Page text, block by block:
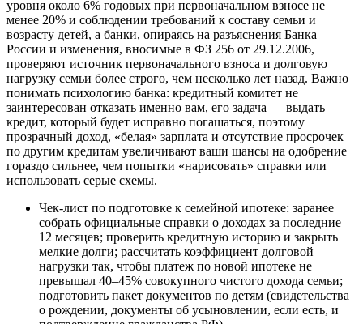
уровня около 6% годовых при первоначальном взносе не
менее 20% и соблюдении требований к составу семьи и
возрасту детей, а банки, опираясь на разъяснения Банка
России и изменения, вносимые в ФЗ 256 от 29.12.2006,
проверяют источник первоначального взноса и долговую
нагрузку семьи более строго, чем несколько лет назад. Важно
понимать психологию банка: кредитный комитет не
заинтересован отказать именно вам, его задача — выдать
кредит, который будет исправно погашаться, поэтому
прозрачный доход, «белая» зарплата и отсутствие просрочек
по другим кредитам увеличивают ваши шансы на одобрение
гораздо сильнее, чем попытки «нарисовать» справки или
использовать серые схемы.
Чек-лист по подготовке к семейной ипотеке: заранее
собрать официальные справки о доходах за последние
12 месяцев; проверить кредитную историю и закрыть
мелкие долги; рассчитать коэффициент долговой
нагрузки так, чтобы платеж по новой ипотеке не
превышал 40–45% совокупного чистого дохода семьи;
подготовить пакет документов по детям (свидетельства
о рождении, документы об усыновлении, если есть, и